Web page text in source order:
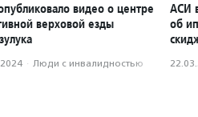
видео о центре
верховой езды
· Люди с инвалидностью
АСИ
об